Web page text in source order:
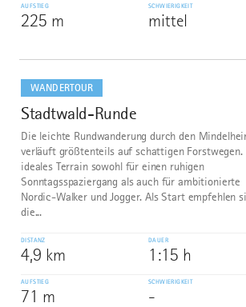
AUFSTIEG
225 m
SCHWIERIGKEIT
mittel
WANDERTOUR
8
Stadtwald-Runde
Die leichte Rundwanderung durch den
verläuft größtenteils auf schattigen Forstwegen.
ideales Terrain sowohl für einen ruhigen
Sonntagsspaziergang als auch für ambitionierte
Nordic-Walker und Jogger. Als Start empfehlen
die...
DISTANZ
4,9 km
DAUER
1:15 h
AUFSTIEG
71 m
SCHWIERIGKEIT
-
dazu